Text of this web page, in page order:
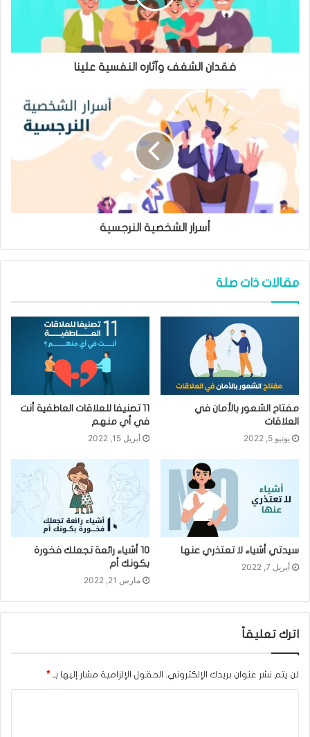
فقدان الشغف وآثاره النفسية علينا
أسرار الشخصية النرجسية
مقالات ذات صلة
مفتاح الشعور بالأمان في
العلاقات
يونيو 5, 2022
11 تصنيفا للعلاقات العاطفية أنت
في أي منهم
أبريل 15, 2022
سيدتي أشياء لا تعتذري عنها
أبريل 7, 2022
10 أشياء رائعة تجعلك فخورة
بكونك أم
مارس 21, 2022
اترك تعليقاً
لن يتم نشر عنوان بريدك الإلكتروني. الحقول الإلزامية مشار إليها بـ *